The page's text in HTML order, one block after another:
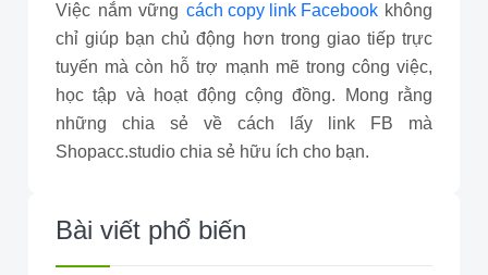
Việc nắm vững cách copy link Facebookkhông
chỉ giúp bạn chủ động hơn trong giao tiếp trực
tuyến mà còn hỗ trợ mạnh mẽ trong công việc,
học tập và hoạt động cộng đồng. Mong rằng
những chia sẻ về cách lấy link FB mà
Shopacc.studio chia sẻ hữu ích cho bạn.
Bài viết phổ biến